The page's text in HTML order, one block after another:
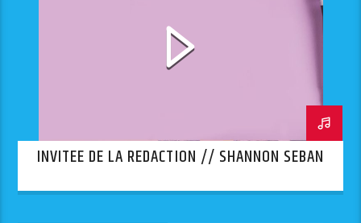
INVITEE DE LA REDACTION // SHANNON SEBAN